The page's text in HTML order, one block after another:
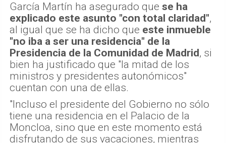
García Martín ha asegurado que se ha
explicado este asunto "con total claridad",
al igual que se ha dicho que este inmueble
"no iba a ser una residencia" de la
Presidencia de la Comunidad de Madrid, si
bien ha justificado que "la mitad de los
ministros y presidentes autonómicos"
cuentan con una de ellas.
"Incluso el presidente del Gobierno no sólo
tiene una residencia en el Palacio de la
Moncloa, sino que en este momento está
disfrutando de sus vacaciones, mientras